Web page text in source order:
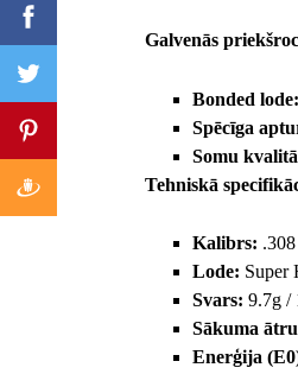
Galvenās
Bonded lode:
Spēcīga
Somu
Tehniskā
Kalibrs:
Lode: Super
Svars: 9.7g /
Sākuma
Enerģija